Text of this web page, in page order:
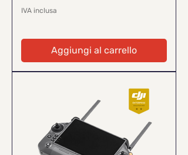
IVA inclusa
Aggiungi al carrello